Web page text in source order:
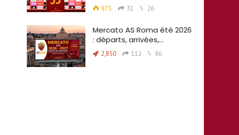
875 31 26
Mercato AS Roma été 2026
: départs, arrivées,…
2,850 112 86